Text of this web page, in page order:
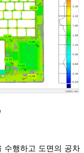
수행하고 도면의 공차